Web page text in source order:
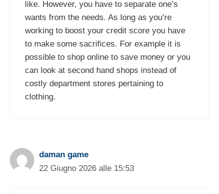
like. However, you have to separate one’s
wants from the needs. As long as you’re
working to boost your credit score you have
to make some sacrifices. For example it is
possible to shop online to save money or you
can look at second hand shops instead of
costly department stores pertaining to
clothing.
daman game
22 Giugno 2026 alle 15:53